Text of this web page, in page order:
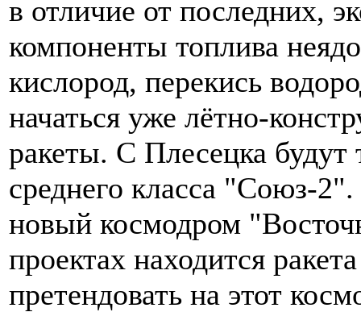
в отличие от последних,
компоненты топлива
кислород, перекись
начаться уже лётно-
ракеты. С Плесецка будут
среднего класса "Союз-
новый космодром
проектах находится
претендовать на этот